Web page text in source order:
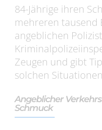
84-Jährige ihren
mehreren tausend
angeblichen
Zeugen und gibt
solchen
Angeblicher
Schmuck